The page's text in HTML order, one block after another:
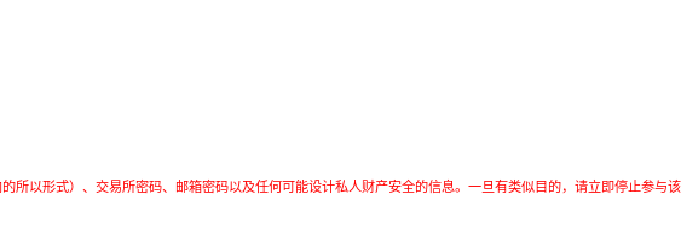
所以形式）、交易所密码、邮箱密码以及任何可能设计私人财产安全的信息。一旦有类似目的，请立即停止参与该